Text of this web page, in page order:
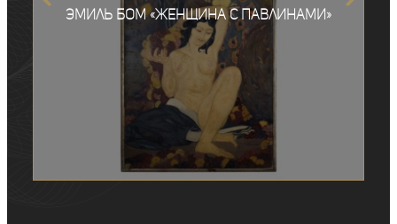
Эмиль Бом «Женщина с павлинами»